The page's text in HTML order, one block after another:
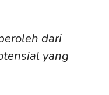
dari
yang